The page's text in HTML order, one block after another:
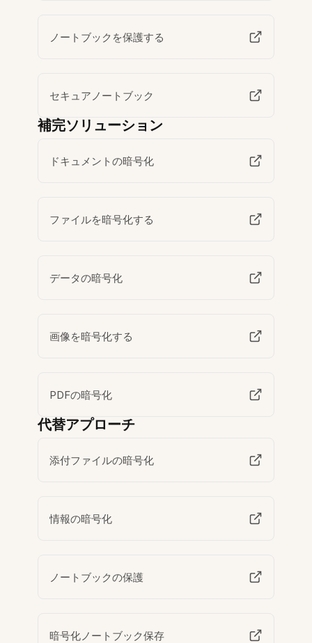
ノートブックを保護する
セキュアノートブック
補完ソリューション
ドキュメントの暗号化
ファイルを暗号化する
データの暗号化
画像を暗号化する
PDFの暗号化
代替アプローチ
添付ファイルの暗号化
情報の暗号化
ノートブックの保護
暗号化ノートブック保存